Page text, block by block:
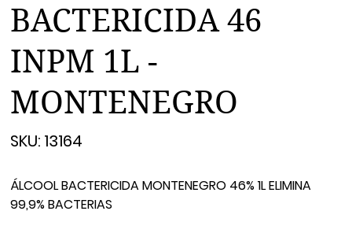
BACTERICIDA 46
INPM 1L -
MONTENEGRO
SKU:
13164
13164
ÁLCOOL BACTERICIDA MONTENEGRO 46% 1L ELIMINA
99,9% BACTERIAS